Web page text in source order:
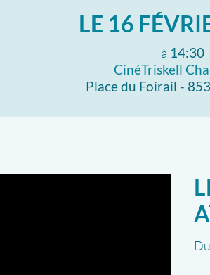
LE 16
à 14:30
CinéTriskell
Place du Foirail -